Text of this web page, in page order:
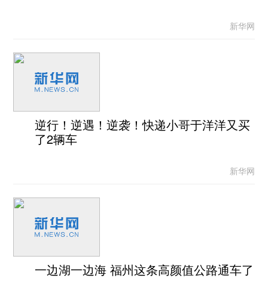
新华网
逆行！逆遇！逆袭！快递小哥于洋洋又买
了2辆车
新华网
一边湖一边海 福州这条高颜值公路通车了